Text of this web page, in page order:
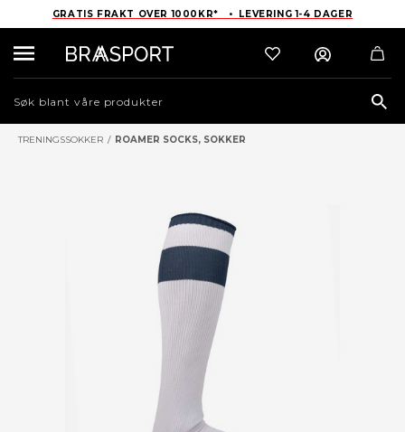
GRATIS FRAKT OVER 1000KR* • LEVERING 1-4 DAGER
TRENINGSSOKKER / ROAMER SOCKS, SOKKER